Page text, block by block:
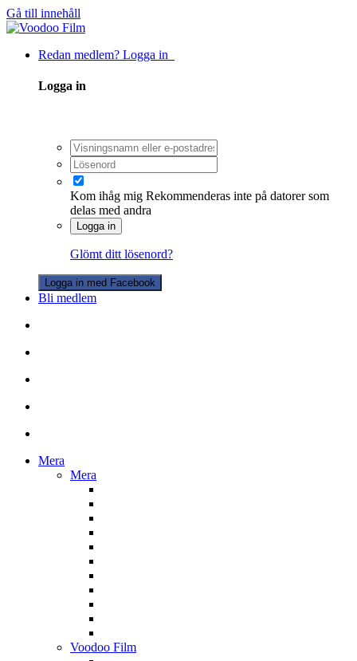
Gå till innehåll
Redan medlem? Logga in
Logga in
Kom ihåg mig Rekommenderas inte på datorer som
delas med andra
Logga in
Glömt ditt lösenord?
Logga in med Facebook
Bli medlem
Mera
Mera
Voodoo Film